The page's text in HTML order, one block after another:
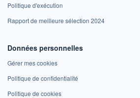
Politique d'exécution
Rapport de meilleure sélection 2024
Données personnelles
Gérer mes cookies
Politique de confidentialité
Politique de cookies